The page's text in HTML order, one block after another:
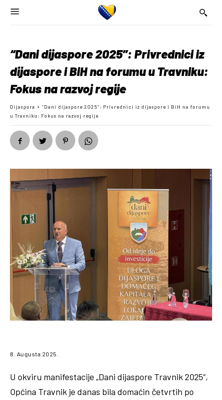
“Dani dijaspore 2025”: Privrednici iz
dijaspore i BiH na forumu u Travniku:
Fokus na razvoj regije
Dijaspora
“Dani dijaspore 2025”: Privrednici iz dijaspore i BiH na forumu
u Travniku: Fokus na razvoj regije
8. Augusta 2025.
U okviru manifestacije „Dani dijaspore Travnik 2025“,
Općina Travnik je danas bila domaćin četvrtih po